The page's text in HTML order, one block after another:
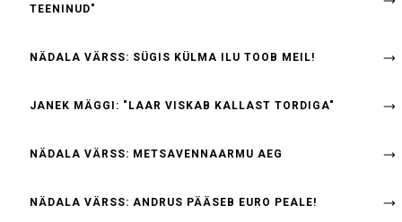
TEENINUD"
NÄDALA VÄRSS: SÜGIS KÜLMA ILU TOOB MEIL!
JANEK MÄGGI: "LAAR VISKAB KALLAST TORDIGA"
NÄDALA VÄRSS: METSAVENNAARMU AEG
NÄDALA VÄRSS: ANDRUS PÄÄSEB EURO PEALE!